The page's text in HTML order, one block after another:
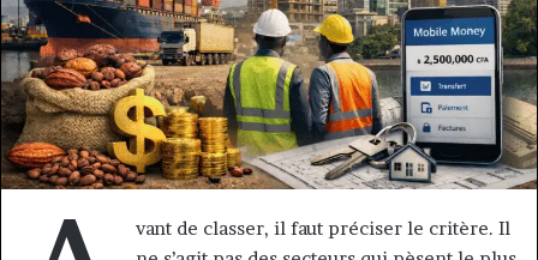
vant de classer, il faut préciser le critère. Il